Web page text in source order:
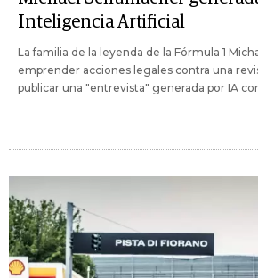
Inteligencia Artificial
La familia de la leyenda de la Fórmula 1
emprender acciones legales contra una
publicar una "entrevista" generada por IA